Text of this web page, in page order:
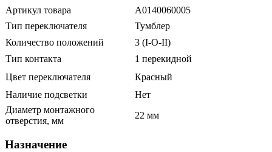
Артикул товара
A0140060005
Тип переключателя
Тумблер
Количество положений
3 (I-O-II)
Тип контакта
1 перекидной
Цвет переключателя
Красный
Наличие подсветки
Нет
Диаметр монтажного
отверстия, мм
22 мм
Назначение